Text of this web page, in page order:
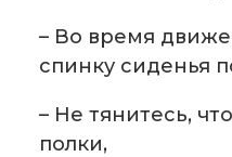
– Во время
спинку сиденья
– Не тянитесь,
полки,